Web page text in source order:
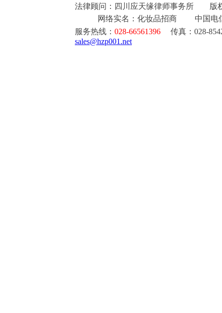
法律顾问：四川应天缘律师事务所 版
网络实名：化妆品招商 中国电
服务热线： 028-66561396 传真：028-
sales@hzp001.net